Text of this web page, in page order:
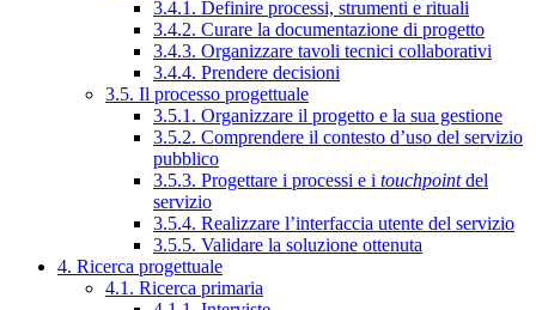
3.4.1. Definire processi, strumenti e rituali
3.4.2. Curare la documentazione di progetto
3.4.3. Organizzare tavoli tecnici collaborativi
3.4.4. Prendere decisioni
3.5. Il processo progettuale
3.5.1. Organizzare il progetto e la sua gestione
3.5.2. Comprendere il contesto d’uso del servizio
pubblico
3.5.3. Progettare i processi e i touchpointdel
servizio
3.5.4. Realizzare l’interfaccia utente del servizio
3.5.5. Validare la soluzione ottenuta
4. Ricerca progettuale
4.1. Ricerca primaria